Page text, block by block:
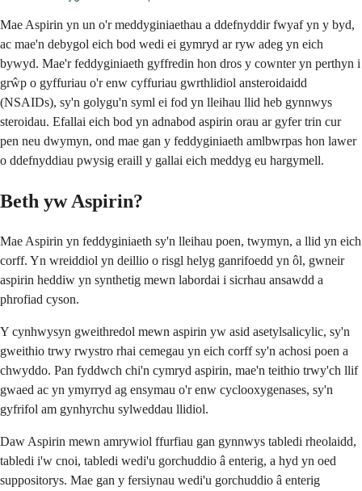
Mae Aspirin yn un o'r meddyginiaethau a ddefnyddir fwyaf yn y byd,
ac mae'n debygol eich bod wedi ei gymryd ar ryw adeg yn eich
bywyd. Mae'r feddyginiaeth gyffredin hon dros y cownter yn perthyn i
grŵp o gyffuriau o'r enw cyffuriau gwrthlidiol ansteroidaidd
(NSAIDs), sy'n golygu'n syml ei fod yn lleihau llid heb gynnwys
steroidau. Efallai eich bod yn adnabod aspirin orau ar gyfer trin cur
pen neu dwymyn, ond mae gan y feddyginiaeth amlbwrpas hon lawer
o ddefnyddiau pwysig eraill y gallai eich meddyg eu hargymell.
Beth yw Aspirin?
Mae Aspirin yn feddyginiaeth sy'n lleihau poen, twymyn, a llid yn eich
corff. Yn wreiddiol yn deillio o risgl helyg ganrifoedd yn ôl, gwneir
aspirin heddiw yn synthetig mewn labordai i sicrhau ansawdd a
phrofiad cyson.
Y cynhwysyn gweithredol mewn aspirin yw asid asetylsalicylic, sy'n
gweithio trwy rwystro rhai cemegau yn eich corff sy'n achosi poen a
chwyddo. Pan fyddwch chi'n cymryd aspirin, mae'n teithio trwy'ch llif
gwaed ac yn ymyrryd ag ensymau o'r enw cyclooxygenases, sy'n
gyfrifol am gynhyrchu sylweddau llidiol.
Daw Aspirin mewn amrywiol ffurfiau gan gynnwys tabledi rheolaidd,
tabledi i'w cnoi, tabledi wedi'u gorchuddio â enterig, a hyd yn oed
suppositorys. Mae gan y fersiynau wedi'u gorchuddio â enterig